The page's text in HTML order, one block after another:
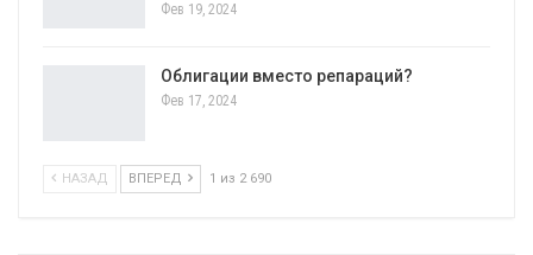
Фев 19, 2024
Облигации вместо репараций?
Фев 17, 2024
НАЗАД ВПЕРЕД 1 из 2 690